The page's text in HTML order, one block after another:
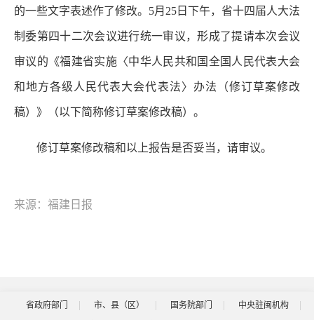
的一些文字表述作了修改。5月25日下午，省十四届人大法
制委第四十二次会议进行统一审议，形成了提请本次会议
审议的《福建省实施〈中华人民共和国全国人民代表大会
和地方各级人民代表大会代表法〉办法（修订草案修改
稿）》（以下简称修订草案修改稿）。
修订草案修改稿和以上报告是否妥当，请审议。
来源：福建日报
省政府部门 市、县（区） 国务院部门
中央驻闽机构